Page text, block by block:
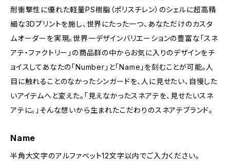
耐衝撃性に優れた軽量PS樹脂（ポリスチレン）のシェルに超高精
細な3Dプリントを施し、世界にたった一つ、あなただけのカスタ
ムオーダーを実現。世界一デザインバリエーションの豊富な「スネ
アテ・ファクトリー」の商品群の中からお気に入りのデザインをチ
ョイスしてあなたの「Number」と「Name」を刻むことが可能。人
目に触れることのなかったシンガードを、人に見せたい、自慢した
いアイテムへと変えた。「見えなかったスネアテを、見せたいスネ
アテに。」そんな想いから生まれたこだわりのスネアテブランド。
Name
半角大文字のアルファベット12文字以内でご入力ください。